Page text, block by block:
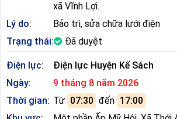
xã Vĩnh Lợi.
Lý do:
Bảo trì, sửa chữa lưới điện
Trạng thái:
Đã duyệt
Điện lực:
Điện lực Huyện Kế Sách
Ngày:
9 tháng 8 năm 2026
Thời gian: Từ 07:30 đến 17:00